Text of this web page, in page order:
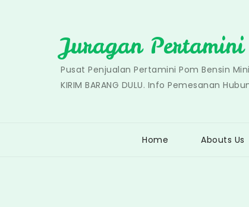
Juragan Pertamini
Pusat Penjualan Pertamini Pom Bensin
KIRIM BARANG DULU. Info Pemesanan
Home Abouts Us